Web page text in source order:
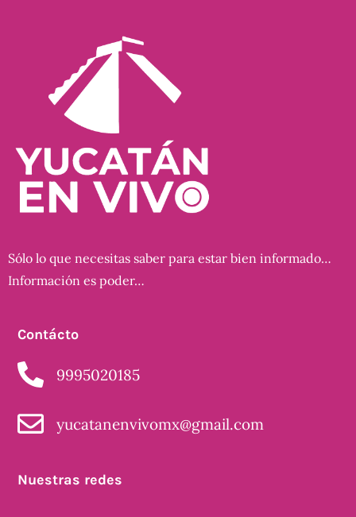
Sólo lo que necesitas saber para estar bien informado…
Información es poder…
Contácto
9995020185
yucatanenvivomx@gmail.com
Nuestras redes